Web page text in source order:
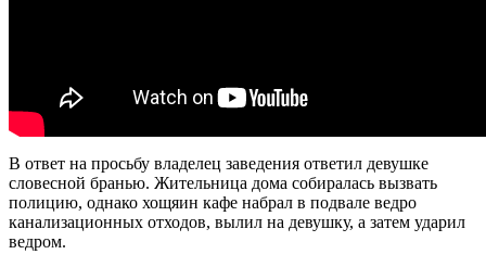
В ответ на просьбу владелец заведения ответил девушке
словесной бранью. Жительница дома собиралась вызвать
полицию, однако хощяин кафе набрал в подвале ведро
канализационных отходов, вылил на девушку, а затем ударил
ведром.